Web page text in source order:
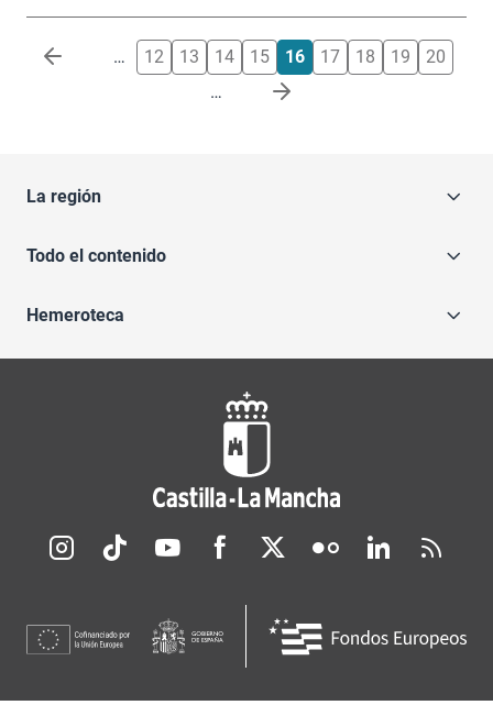
Paginación … 12 13 14 15 16 17 18 19
20
…
La región
Todo el contenido
Hemeroteca
Redes sociales JCCM